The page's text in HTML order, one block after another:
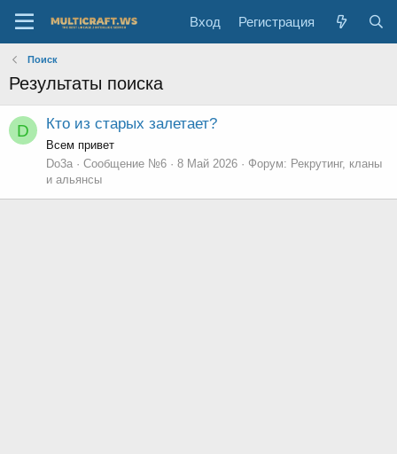
Вход Регистрация
Поиск
Результаты поиска
D Кто из старых залетает?
Всем привет
Do3a
Сообщение №6 8 Май 2026 Форум: Рекрутинг, кланы
и альянсы